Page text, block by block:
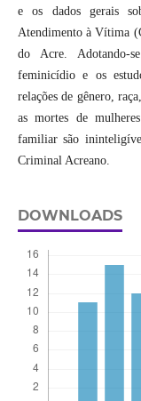
e os dados gerais
Atendimento à Vítima
do Acre. Adotando-
feminicídio e os
relações de gênero,
as mortes de
familiar são
Criminal Acreano.
DOWNLOADS